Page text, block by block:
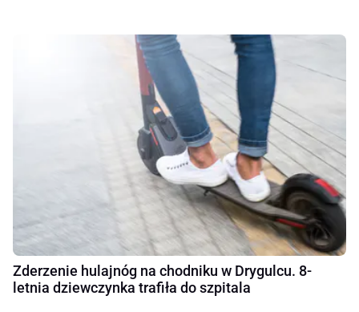
Zderzenie hulajnóg na chodniku w Drygulcu. 8-
letnia dziewczynka trafiła do szpitala